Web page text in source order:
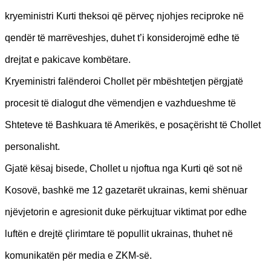
kryeministri Kurti theksoi që përveç njohjes reciproke në
qendër të marrëveshjes, duhet t’i konsiderojmë edhe të
drejtat e pakicave kombëtare.
Kryeministri falënderoi Chollet për mbështetjen përgjatë
procesit të dialogut dhe vëmendjen e vazhdueshme të
Shteteve të Bashkuara të Amerikës, e posaçërisht të Chollet
personalisht.
Gjatë kësaj bisede, Chollet u njoftua nga Kurti që sot në
Kosovë, bashkë me 12 gazetarët ukrainas, kemi shënuar
njëvjetorin e agresionit duke përkujtuar viktimat por edhe
luftën e drejtë çlirimtare të popullit ukrainas, thuhet në
komunikatën për media e ZKM-së.